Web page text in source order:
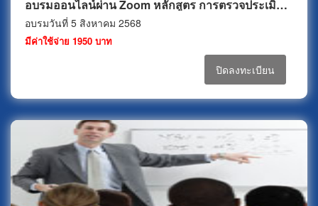
อบรมออนไลน์ผ่าน Zoom หลักสูตร การตรวจประเมินผู้ขายอย่างมืออาชีพ (Supplier Audit as Professional)
อบรมวันที่ 5 สิงหาคม 2568
มีค่าใช้จ่าย 1950 บาท
ปิดลงทะเบียน